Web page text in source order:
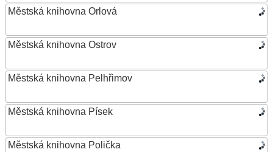
Městská knihovna Orlová
Městská knihovna Ostrov
Městská knihovna Pelhřimov
Městská knihovna Písek
Městská knihovna Polička